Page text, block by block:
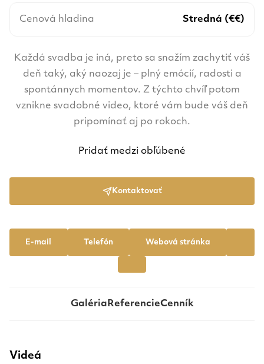
Cenová hladina Stredná (€€)
Každá svadba je iná, preto sa snažím zachytiť váš
deň taký, aký naozaj je – plný emócií, radosti a
spontánnych momentov. Z týchto chvíľ potom
vznikne svadobné video, ktoré vám bude váš deň
pripomínať aj po rokoch.
Pridať medzi obľúbené
Kontaktovať
E-mail Telefón Webová stránka
Galéria ReferencieCenník
Videá